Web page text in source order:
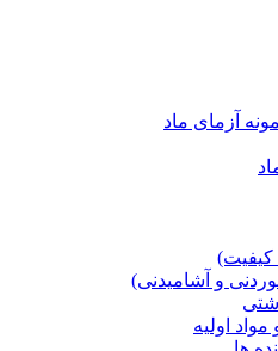
آزمای ماد
کیفیت)
و آشامیدنی)
اولیه